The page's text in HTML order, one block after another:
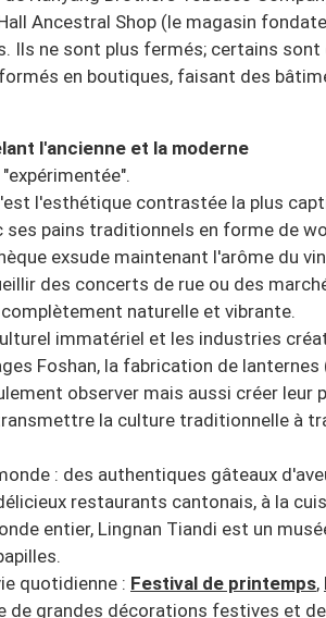
Ancestral Shop (le magasin
ne sont plus fermés; certains sont
en boutiques, faisant des
l'ancienne et la moderne
l'esthétique contrastée la plus
ses pains traditionnels en forme de
exsude maintenant l'arôme du
des concerts de rue ou des
naturelle et vibrante.
immatériel et les industries
Foshan, la fabrication de lanternes
observer mais aussi créer
la culture traditionnelle à
: des authentiques gâteaux
restaurants cantonais, à la
entier, Lingnan Tiandi est un
quotidienne : Festival de printemps,
de grandes décorations festives et